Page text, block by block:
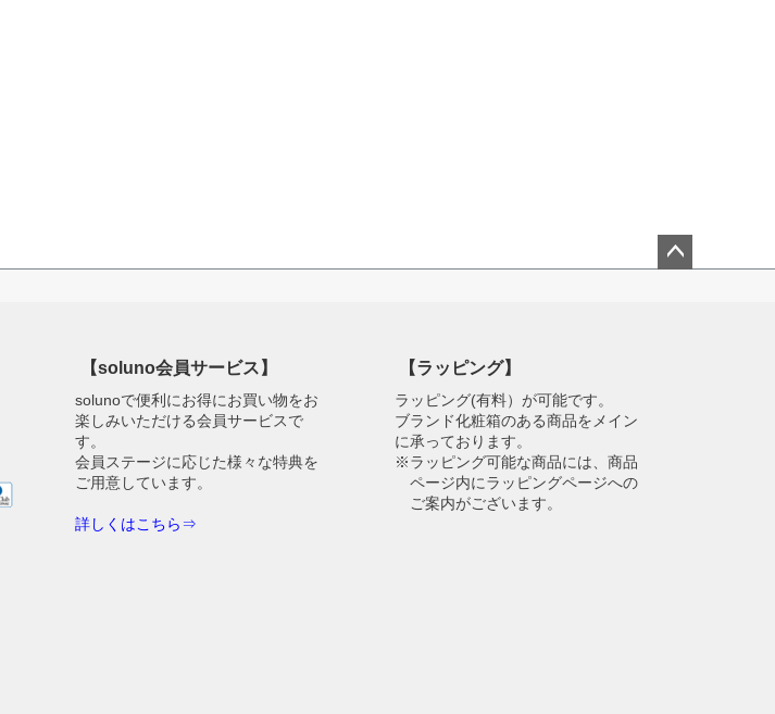
【soluno会員サービス】
solunoで便利にお得にお買い物をお
楽しみいただける会員サービスで
す。
会員ステージに応じた様々な特典を
ご用意しています。
詳しくはこちら⇒
【ラッピング】
ラッピング(有料）が可能です。
ブランド化粧箱のある商品をメイン
に承っております。
※ラッピング可能な商品には、商品
ページ内にラッピングページへの
ご案内がございます。